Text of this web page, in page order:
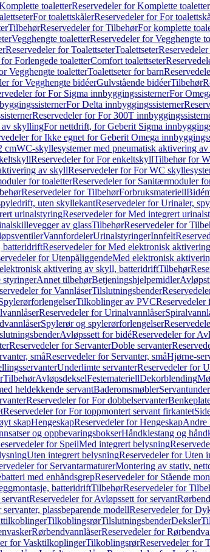
toaletterReservedeler for Komplette toaletter
For toalettskålerReservedeler for For
TilbehørReservedeler for TilbehørFor komplette
Vegghengte toaletterReservedeler for Vegghengte
Reservedeler for ToalettseterToalettseter
Forlengede toaletterComfort toalettseter
Vegghengte toaletterToalettseter for barn
for Vegghengte bidéerGulvstående bidéerTilbehør
for For Sigma innbyggingssisternerFor
For Delta innbyggingssisterner
Reservedeler for For 300T
av skyllingFor nettdrift, for Geberit Sigma
for Ikke egnet for Geberit Omega
cmWC-skyllesystemer med pneumatisk aktivering
Reservedeler for For enkeltskyllTilbehør for
av skyllReservedeler for For WC
for toaletterReservedeler for Sanitærmoduler
Reservedeler for TilbehørForbruksmateriell
uten skyllekantReservedeler for Urinaler,
urinalstyringReservedeler for Med integrert
av glassTilbehørReservedeler for
VannfordelerUrinalstyringerInnfelt
batteridriftReservedeler for Med elektronisk
for UtenpåliggendeMed elektronisk
aktivering av skyll, batteridriftTilbehør
styringerAnnet tilbehørBetjeningshjelpemidler
for VannlåserTilslutningsbender
Tilkoblinger av PVC
Reservedeler for Urinalvannlåser
Spylerør og spylerørforlengelser
Avløpssett for bidéReservedeler for
Reservedeler for ServanterDoble servanter
småReservedeler for Servanter, småHjørne-
Underlimte servanterReservedeler for
TilbehørAvløpsdekselFestemateriellDekorblending
heldekkende servantBaderomsmøbler
Reservedeler for For dobbelservanter
Reservedeler for For toppmontert servant firkantet
skapHengeskapReservedeler for HengeskapAndre
og oppbevaringsbokserHåndklestang og
for SpeilMed integrert belysning
Uten integrert belysningReservedeler for Uten
for ServantarmaturerMontering av stativ,
med enhåndsgrepReservedeler for Stående
batteridriftTilbehørReservedeler for
Reservedeler for Avløpssett for servant
plassbeparende modellReservedeler for
TilkoblingsrørTilslutningsbenderDeksler
RørbendvannlåserReservedeler for
for VasktilkoplingerTilkoblingsrørReservedeler for